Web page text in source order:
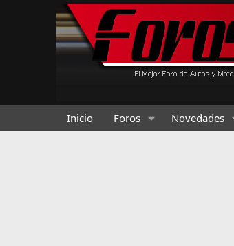
Inicio Foros Novedades